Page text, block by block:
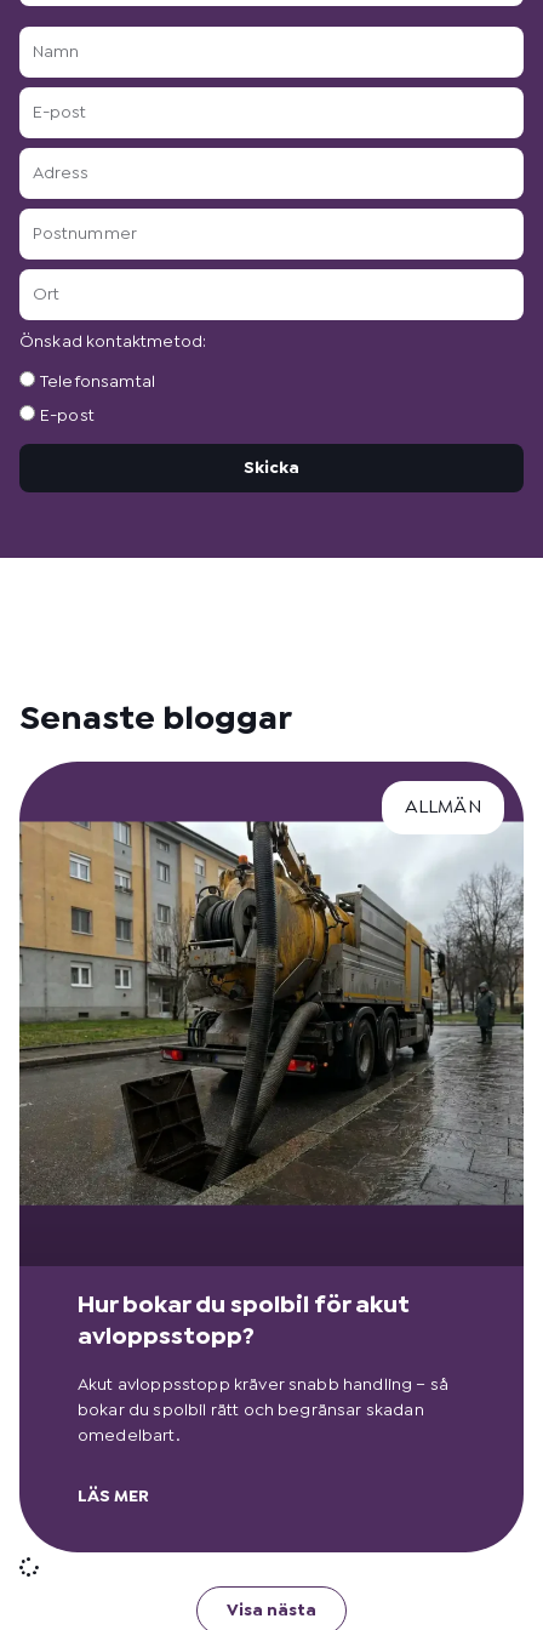
Namn
E-
post
Adress
Postnummer
Ort
Önskad kontaktmetod:
Önskad
Telefonsamtal
E-post
Skicka
Senaste bloggar
ALLMÄN
Hur bokar du spolbil för akut
avloppsstopp?
Akut avloppsstopp kräver snabb handling – så
bokar du spolbil rätt och begränsar skadan
omedelbart.
LÄS MER
Visa nästa